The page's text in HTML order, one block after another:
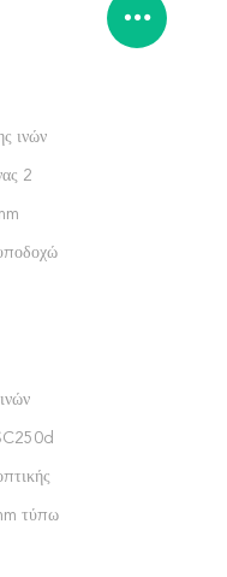
ινών
2
τύπων